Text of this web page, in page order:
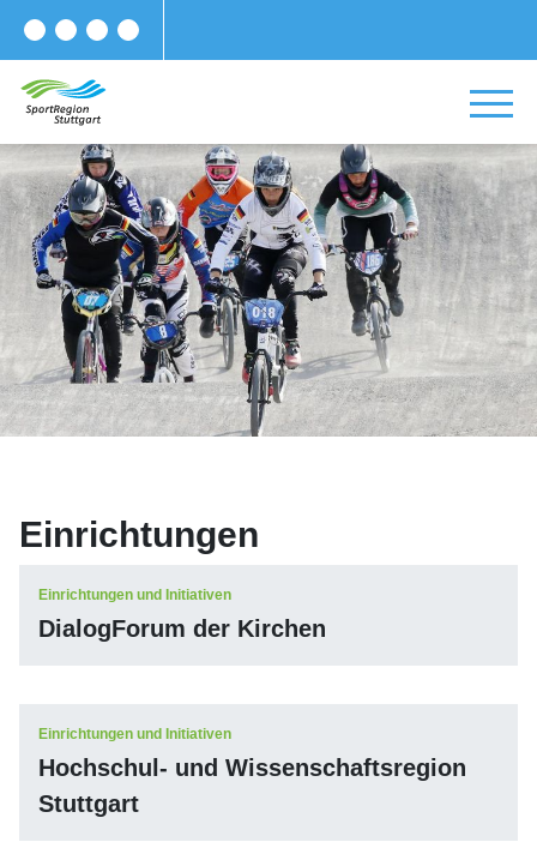
Einrichtungen
Einrichtungen und Initiativen
DialogForum der Kirchen
Einrichtungen und Initiativen
Hochschul- und Wissenschaftsregion
Stuttgart